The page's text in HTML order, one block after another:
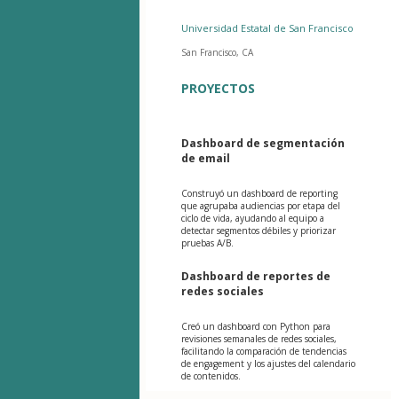
Universidad Estatal de San Francisco
San Francisco, CA
PROYECTOS
Dashboard de segmentación
de email
Construyó un dashboard de reporting
que agrupaba audiencias por etapa del
ciclo de vida, ayudando al equipo a
detectar segmentos débiles y priorizar
pruebas A/B.
Dashboard de reportes de
redes sociales
Creó un dashboard con Python para
revisiones semanales de redes sociales,
facilitando la comparación de tendencias
de engagement y los ajustes del calendario
de contenidos.